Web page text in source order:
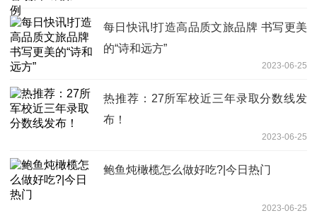
每日快讯!打造高品质文旅品牌 书写更美
的“诗和远方”
2023-06-25
热推荐：27所军校近三年录取分数线发
布！
2023-06-25
鲍鱼炖橄榄怎么做好吃?|今日热门
2023-06-25